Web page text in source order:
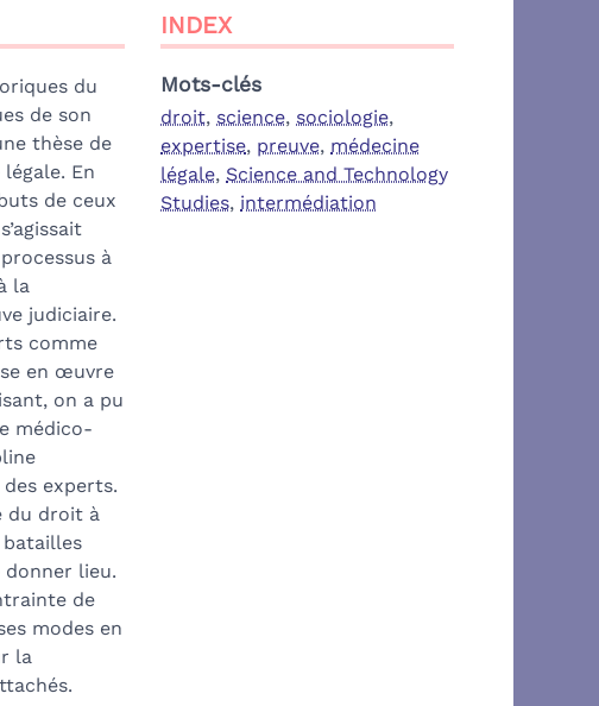
du
de son
thèse de
En
de ceux
à
la
judiciaire.
comme
en œuvre
on a pu
médico-
experts.
du droit à
donner lieu.
de
modes en
la
INDEX
Mots-clés
droit, science, sociologie,
expertise, preuve, médecine
légale, Science and Technology
Studies, intermédiation